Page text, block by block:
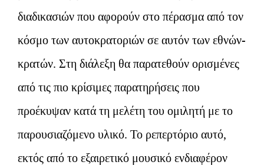
διαδικασιών που αφορούν στο πέρασμα από τον
κόσμο των αυτοκρατοριών σε αυτόν των εθνών-
κρατών. Στη διάλεξη θα παρατεθούν ορισμένες
από τις πιο κρίσιμες παρατηρήσεις που
προέκυψαν κατά τη μελέτη του ομιλητή με το
παρουσιαζόμενο υλικό. Το ρεπερτόριο αυτό,
εκτός από το εξαιρετικό μουσικό ενδιαφέρον